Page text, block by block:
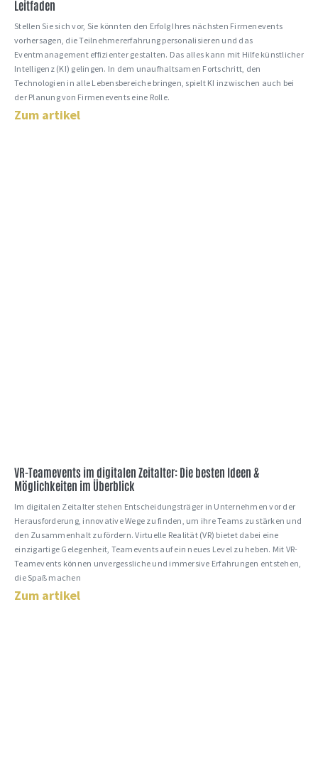
Leitfaden
Stellen Sie sich vor, Sie könnten den Erfolg Ihres nächsten Firmenevents
vorhersagen, die Teilnehmererfahrung personalisieren und das
Eventmanagement effizienter gestalten. Das alles kann mit Hilfe künstlicher
Intelligenz (KI) gelingen. In dem unaufhaltsamen Fortschritt, den
Technologien in alle Lebensbereiche bringen, spielt KI inzwischen auch bei
der Planung von Firmenevents eine Rolle.
Zum artikel
VR-Teamevents im digitalen Zeitalter: Die besten Ideen &
Möglichkeiten im Überblick
Im digitalen Zeitalter stehen Entscheidungsträger in Unternehmen vor der
Herausforderung, innovative Wege zu finden, um ihre Teams zu stärken und
den Zusammenhalt zu fördern. Virtuelle Realität (VR) bietet dabei eine
einzigartige Gelegenheit, Teamevents auf ein neues Level zu heben. Mit VR-
Teamevents können unvergessliche und immersive Erfahrungen entstehen,
die Spaß machen
Zum artikel